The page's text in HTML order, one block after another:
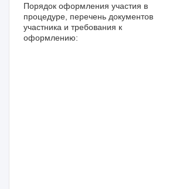
Порядок оформления участия в
процедуре, перечень документов
участника и требования к
оформлению: